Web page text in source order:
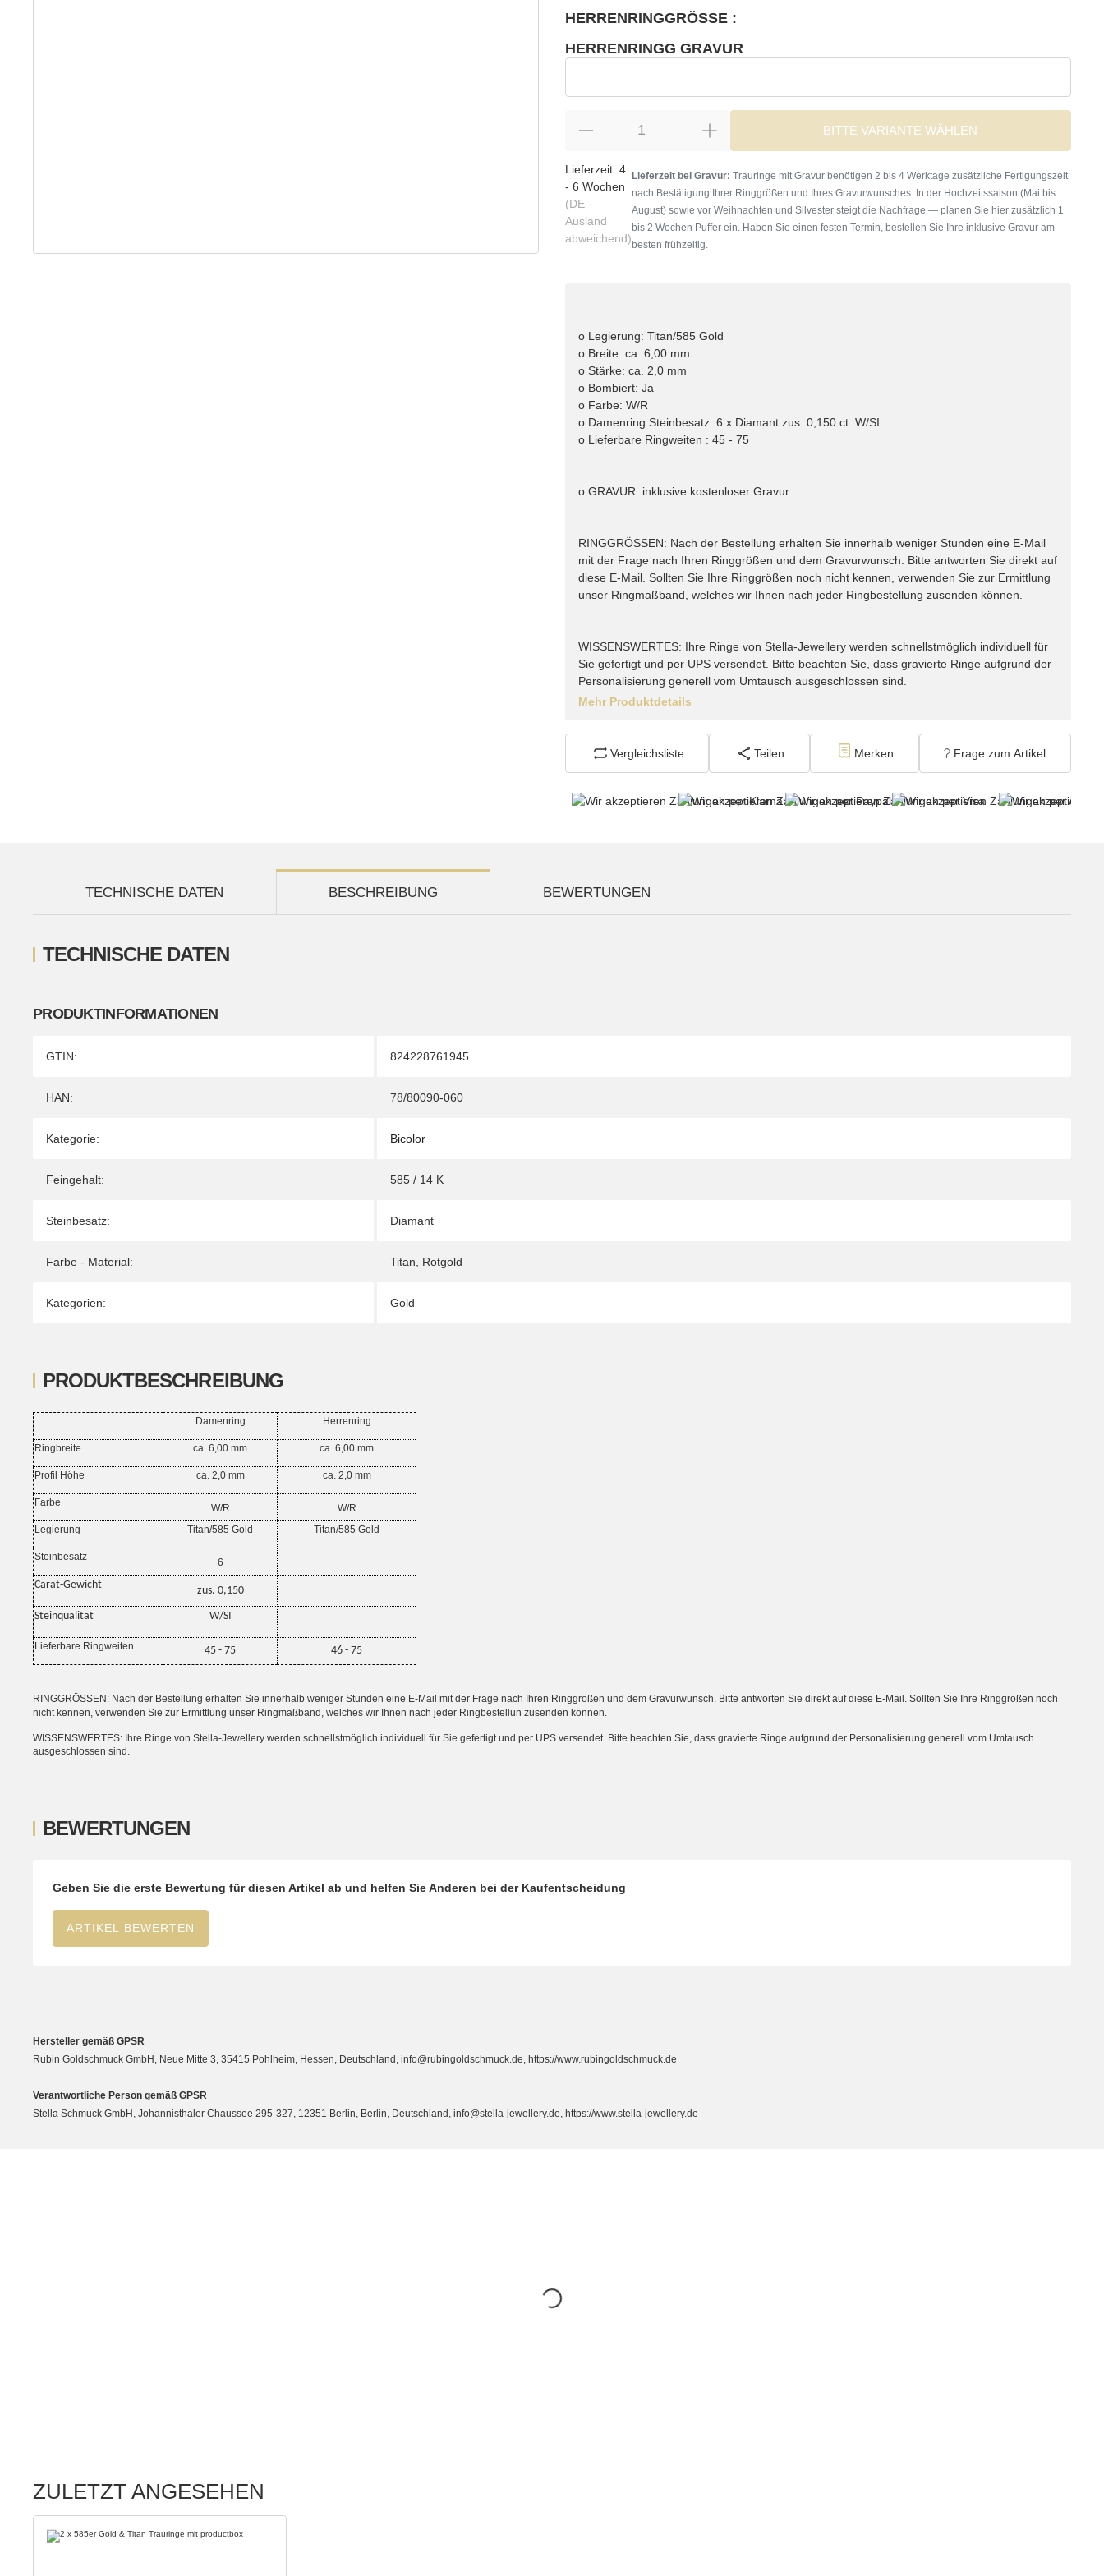
HERRENRINGGRÖSSE :
HERRENRINGG GRAVUR
BITTE VARIANTE WÄHLEN
Lieferzeit: 4
- 6 Wochen
(DE -
Ausland
abweichend)
Lieferzeit bei Gravur: Trauringe mit Gravur benötigen 2 bis 4 Werktage zusätzliche Fertigungszeit
nach Bestätigung Ihrer Ringgrößen und Ihres Gravurwunsches. In der Hochzeitssaison (Mai bis
August) sowie vor Weihnachten und Silvester steigt die Nachfrage — planen Sie hier zusätzlich 1
bis 2 Wochen Puffer ein. Haben Sie einen festen Termin, bestellen Sie Ihre inklusive Gravur am
besten frühzeitig.
o Legierung: Titan/585 Gold
o Breite: ca. 6,00 mm
o Stärke: ca. 2,0 mm
o Bombiert: Ja
o Farbe: W/R
o Damenring Steinbesatz: 6 x Diamant zus. 0,150 ct. W/SI
o Lieferbare Ringweiten : 45 - 75
o GRAVUR: inklusive kostenloser Gravur
RINGGRÖSSEN: Nach der Bestellung erhalten Sie innerhalb weniger Stunden eine E-Mail
mit der Frage nach Ihren Ringgrößen und dem Gravurwunsch. Bitte antworten Sie direkt auf
diese E-Mail. Sollten Sie Ihre Ringgrößen noch nicht kennen, verwenden Sie zur Ermittlung
unser Ringmaßband, welches wir Ihnen nach jeder Ringbestellung zusenden können.
WISSENSWERTES: Ihre Ringe von Stella-Jewellery werden schnellstmöglich individuell für
Sie gefertigt und per UPS versendet. Bitte beachten Sie, dass gravierte Ringe aufgrund der
Personalisierung generell vom Umtausch ausgeschlossen sind.
Mehr Produktdetails
Vergleichsliste Teilen Merken Frage zum Artikel
TECHNISCHE DATEN BESCHREIBUNG BEWERTUNGEN
TECHNISCHE DATEN
PRODUKTINFORMATIONEN
Produkteigenschaft
Wert
GTIN: 824228761945
HAN: 78/80090-060
Kategorie: Bicolor
Feingehalt: 585 / 14 K
Steinbesatz: Diamant
Farbe - Material: Titan, Rotgold
Kategorien: Gold
PRODUKTBESCHREIBUNG
Damenring Herrenring
Ringbreite ca. 6,00 mm ca. 6,00 mm
Profil Höhe ca. 2,0 mm ca. 2,0 mm
Farbe W/R
W/R
Legierung
Titan/585 Gold Titan/585 Gold
Steinbesatz 6
Carat-Gewicht zus. 0,150
Steinqualität W/SI
Lieferbare Ringweiten 45 - 75 46 - 75
RINGGRÖSSEN: Nach der Bestellung erhalten Sie innerhalb weniger Stunden eine E-Mail mit der Frage nach Ihren Ringgrößen und dem Gravurwunsch. Bitte antworten Sie direkt auf diese E-Mail. Sollten Sie Ihre Ringgrößen noch
nicht kennen, verwenden Sie zur Ermittlung unser Ringmaßband, welches wir Ihnen nach jeder Ringbestellun zusenden können.
WISSENSWERTES: Ihre Ringe von Stella-Jewellery werden schnellstmöglich individuell für Sie gefertigt und per UPS versendet. Bitte beachten Sie, dass gravierte Ringe aufgrund der Personalisierung generell vom Umtausch
ausgeschlossen sind.
BEWERTUNGEN
Geben Sie die erste Bewertung für diesen Artikel ab und helfen Sie Anderen bei der Kaufentscheidung
ARTIKEL BEWERTEN
Hersteller gemäß GPSR
Rubin Goldschmuck GmbH, Neue Mitte 3, 35415 Pohlheim, Hessen, Deutschland, info@rubingoldschmuck.de, https://www.rubingoldschmuck.de
Verantwortliche Person gemäß GPSR
Stella Schmuck GmbH, Johannisthaler Chaussee 295-327, 12351 Berlin, Berlin, Deutschland, info@stella-jewellery.de, https://www.stella-jewellery.de
ZULETZT ANGESEHEN